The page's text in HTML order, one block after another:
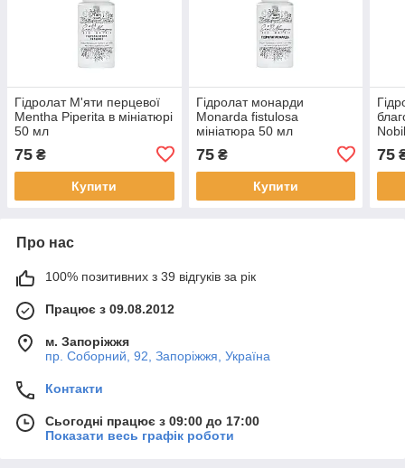
Гідролат М'яти перцевої
Mentha Piperita в мініатюрі
50 мл
75 ₴
Купити
Гідролат монарди
Monarda fistulosa
мініатюра 50 мл
75₴
Купити
75
Про нас
100% позитивних з 39 відгуків за рік
Працює з 09.08.2012
м. Запоріжжя
пр. Соборний, 92, Запоріжжя, Україна
Контакти
Сьогодні працює з 09:00 до 17:00
Показати весь графік роботи